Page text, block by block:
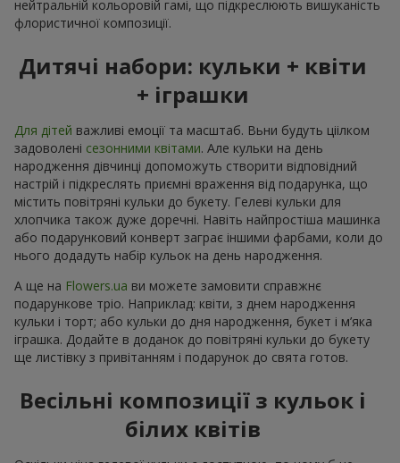
нейтральній кольоровій гамі, що підкреслюють вишуканість
флористичної композиції.
Дитячі набори: кульки + квіти
+ іграшки
Для дітей важливі емоції та масштаб. Вьни будуть ціілком
задоволені сезонними квітами. Але кульки на день
народження дівчинці допоможуть створити відповідний
настрій і підкреслять приємні враження від подарунка, що
містить повітряні кульки до букету. Гелеві кульки для
хлопчика також дуже доречні. Навіть найпростіша машинка
або подарунковий конверт заграє іншими фарбами, коли до
нього додадуть набір кульок на день народження.
А ще на Flowers.ua ви можете замовити справжнє
подарункове тріо. Наприклад: квіти, з днем народження
кульки і торт; або кульки до дня народження, букет і м’яка
іграшка. Додайте в доданок до повітряні кульки до букету
ще листівку з привітанням і подарунок до свята готов.
Весільні композиції з кульок і
білих квітів